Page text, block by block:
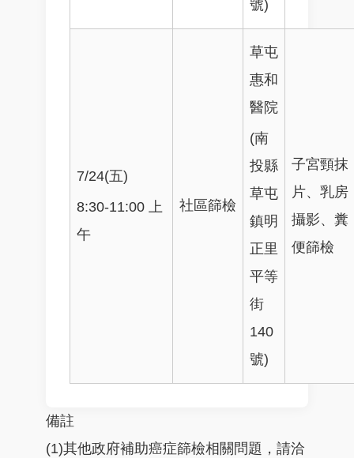
號)
7/24(五)
8:30-11:00 上
午
社區篩檢
草屯
惠和
醫院
(南
投縣
草屯
鎮明
正里
平等
街
140
號)
子宮頸抹
片、乳房
攝影、糞
便篩檢
備註
(1)其他政府補助癌症篩檢相關問題，請洽